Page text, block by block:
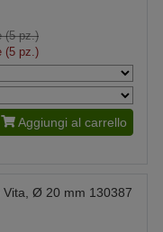
(5 pz.)
(5 pz.)
Aggiungi al carrello
Ø 20 mm 130387